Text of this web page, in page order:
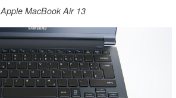
Apple MacBook Air 13